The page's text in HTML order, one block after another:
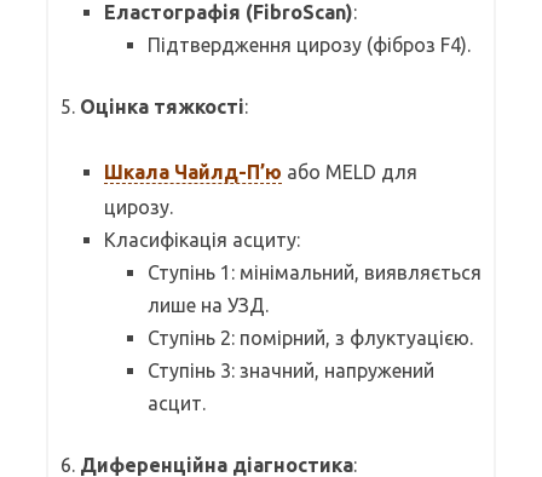
Еластографія (FibroScan):
Підтвердження цирозу (фіброз F4).
5. Оцінка тяжкості:
Шкала Чайлд-П’ю або MELD для
цирозу.
Класифікація асциту:
Ступінь 1: мінімальний, виявляється
лише на УЗД.
Ступінь 2: помірний, з флуктуацією.
Ступінь 3: значний, напружений
асцит.
6. Диференційна діагностика: